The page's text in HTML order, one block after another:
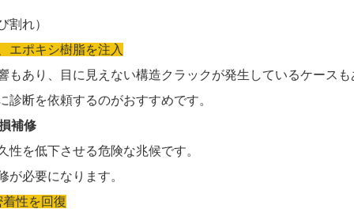
割れ）
エポキシ樹脂を注入
あり、目に見えない構造クラックが発生しているケースも
断を依頼するのがおすすめです。
補修
を低下させる危険な兆候です。
が必要になります。
性を回復